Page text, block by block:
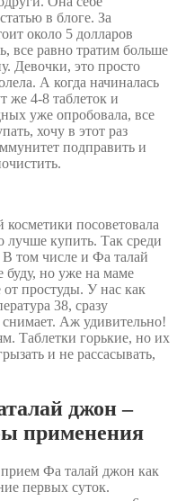
в блоге. За
около 5 долларов
все равно тратим больше
Девочки, это просто
А когда начиналась
же 4-8 таблеток и
уже опробовала, все
хочу в этот раз
подправить и
посоветовала
лучше купить. Так среди
том числе и Фа талай
буду, но уже на маме
простуды. У нас как
38, сразу
снимает. Аж удивительно!
Таблетки горькие, но их
и не рассасывать,
джон –
применения
Фа талай джон как
первых суток.